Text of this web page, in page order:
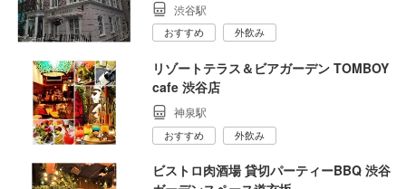
渋谷駅
おすすめ 外飲み
リゾートテラス＆ビアガーデン TOMBOY
cafe 渋谷店
神泉駅
おすすめ 外飲み
ビストロ肉酒場 貸切パーティーBBQ 渋谷